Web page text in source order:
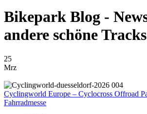
Bikepark Blog -
andere schöne
25
Mrz
Cyclingworld Europe – Cyclocross Offroad
Fahrradmesse